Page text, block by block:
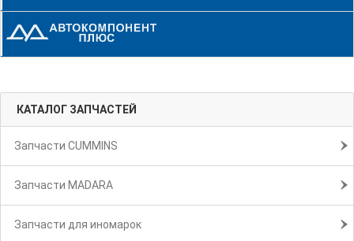
КАТАЛОГ ЗАПЧАСТЕЙ
Запчасти CUMMINS
Запчасти MADARA
Запчасти для иномарок